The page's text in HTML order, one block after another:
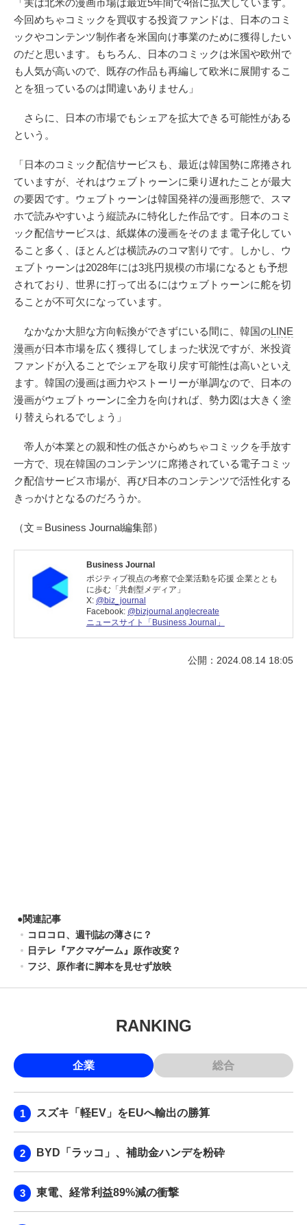
今回めちゃコミックを買収する投資ファンドは、日本のコミ
ックやコンテンツ制作者を米国向け事業のために獲得したい
のだと思います。もちろん、日本のコミックは米国や欧州で
も人気が高いので、既存の作品も再編して欧米に展開するこ
とを狙っているのは間違いありません」
さらに、日本の市場でもシェアを拡大できる可能性がある
という。
「日本のコミック配信サービスも、最近は韓国勢に席捲され
ていますが、それはウェブトゥーンに乗り遅れたことが最大
の要因です。ウェブトゥーンは韓国発祥の漫画形態で、スマ
ホで読みやすいよう縦読みに特化した作品です。日本のコミ
ック配信サービスは、紙媒体の漫画をそのまま電子化してい
ること多く、ほとんどは横読みのコマ割りです。しかし、ウ
ェブトゥーンは2028年には3兆円規模の市場になるとも予想
されており、世界に打って出るにはウェブトゥーンに舵を切
ることが不可欠になっています。
なかなか大胆な方向転換ができずにいる間に、韓国のLINE
漫画が日本市場を広く獲得してしまった状況ですが、米投資
ファンドが入ることでシェアを取り戻す可能性は高いといえ
ます。韓国の漫画は画力やストーリーが単調なので、日本の
漫画がウェブトゥーンに全力を向ければ、勢力図は大きく塗
り替えられるでしょう」
帝人が本業との親和性の低さからめちゃコミックを手放す
一方で、現在韓国のコンテンツに席捲されている電子コミッ
ク配信サービス市場が、再び日本のコンテンツで活性化する
きっかけとなるのだろうか。
（文＝Business Journal編集部）
Business Journal
ポジティブ視点の考察で企業活動を応援 企業ととも
に歩む「共創型メディア」
X: @biz_journal
Facebook: @bizjournal.anglecreate
ニュースサイト「Business Journal」
公開：2024.08.14 18:05
●関連記事
コロコロ、週刊誌の薄さに？
日テレ『アクマゲーム』原作改変？
フジ、原作者に脚本を見せず放映
RANKING
企業 総合
スズキ「軽EV」をEUへ輸出の勝算
BYD「ラッコ」、補助金ハンデを粉砕
東電、経常利益89%減の衝撃